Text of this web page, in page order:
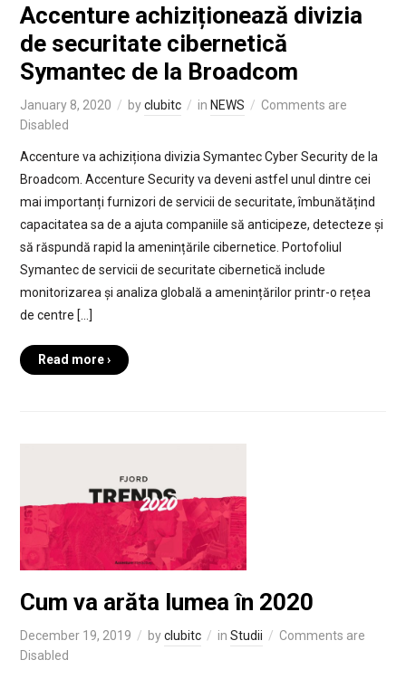
Accenture achiziționează divizia
de securitate cibernetică
Symantec de la Broadcom
January 8, 2020 byclubitc in NEWS
Comments are
Disabled
Accenture va achiziționa divizia Symantec Cyber Security de la
Broadcom. Accenture Security va deveni astfel unul dintre cei
mai importanți furnizori de servicii de securitate, îmbunătățind
capacitatea sa de a ajuta companiile să anticipeze, detecteze și
să răspundă rapid la amenințările cibernetice. Portofoliul
Symantec de servicii de securitate cibernetică include
monitorizarea și analiza globală a amenințărilor printr-o rețea
de centre […]
Read more ›
Cum va arăta lumea în 2020
December 19, 2019 byclubitc in Studii
Comments are
Disabled